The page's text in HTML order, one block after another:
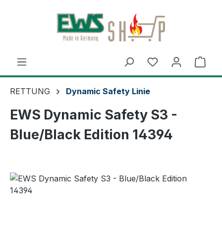
Zum Hauptinhalt springen
RETTUNG Dynamic Safety Linie
EWS Dynamic Safety S3 -
Blue/Black Edition 14394